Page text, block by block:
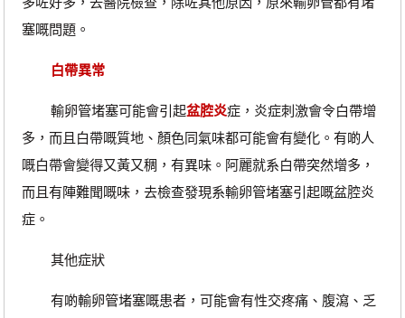
塞嘅問題。
白帶異常
輸卵管堵塞可能會引起盆腔炎症，炎症刺激會令白帶增
多，而且白帶嘅質地、顏色同氣味都可能會有變化。有啲人
嘅白帶會變得又黃又稠，有異味。阿麗就系白帶突然增多，
而且有陣難聞嘅味，去檢查發現系輸卵管堵塞引起嘅盆腔炎
症。
其他症狀
有啲輸卵管堵塞嘅患者，可能會有性交疼痛、腹瀉、乏